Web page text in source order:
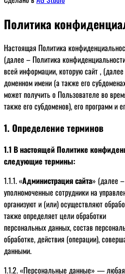
Политика
Настоящая Политика
(далее – Политика
всей информации, которую сайт ,
доменном имени (а также его
может получить о Пользователе во
также его субдоменов), его программ и
1. Определение терминов
1.1 В настоящей Политике
следующие термины:
1.1.1. «Администрация сайта» (далее
уполномоченные сотрудники на
организуют и (или) осуществляют
также определяет цели обработки
персональных данных, состав
обработке, действия (операции),
данными.
1.1.2. «Персональные данные» —